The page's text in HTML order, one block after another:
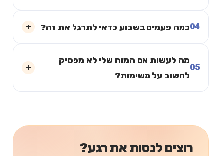
04כמה פעמים בשבוע כדאי לתרגל את זה?
05
מה לעשות אם המוח שלי לא מפסיק
לחשוב על משימות?
רוצים לנסות את רגע?